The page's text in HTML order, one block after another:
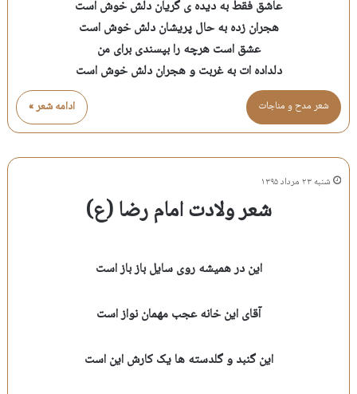
عاشق فقط به دیده ی گریان دلش خوش است
هجران زده به حال پریشان دلش خوش است
عشق است هرچه را بپسندی برای من
دلداده ات به غربت و هجران دلش خوش است
ادامه شعر » شعر مدح و مناجات
شنبه ۲۳ مرداد ۱۳۹۵
شعر ولادت امام رضا (ع)
این در همیشه روی سایل باز باز است
آقای این خانه عجب مهمان نواز است
این گنبد و گلدسته ها یک کارش این است